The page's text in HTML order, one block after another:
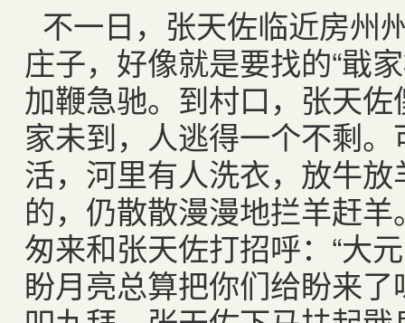
不一日，张天佐临近房州
庄子，好像就是要找的“戢
加鞭急驰。到村口，张天
家未到，人逃得一个不剩
活，河里有人洗衣，放牛
的，仍散散漫漫地拦羊赶
匆来和张天佐打招呼：“大
盼月亮总算把你们给盼来